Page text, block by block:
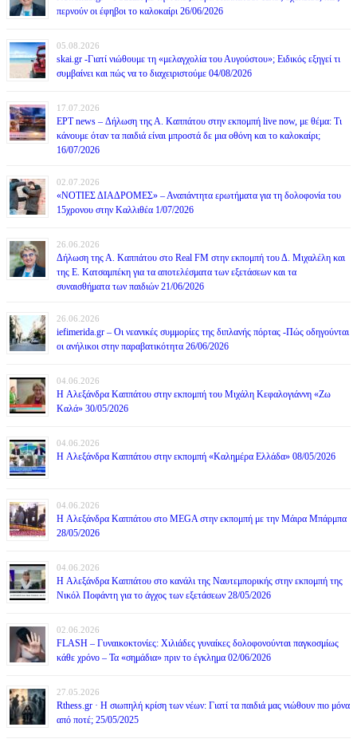
περνούν οι έφηβοι το καλοκαίρι 26/06/2026
05.08.2026
skai.gr -Γιατί νιώθουμε τη «μελαγχολία του Αυγούστου»; Ειδικός εξηγεί τι
συμβαίνει και πώς να το διαχειριστούμε 04/08/2026
17.07.2026
ΕΡΤ news – Δήλωση της Α. Καππάτου στην εκπομπή live now, με θέμα: Τι
κάνουμε όταν τα παιδιά είναι μπροστά δε μια οθόνη και το καλοκαίρι;
16/07/2026
02.07.2026
«ΝΟΤΙΕΣ ΔΙΑΔΡΟΜΕΣ» – Αναπάντητα ερωτήματα για τη δολοφονία του
15χρονου στην Καλλιθέα 1/07/2026
26.06.2026
Δήλωση της Α. Καππάτου στο Real FM στην εκπομπή του Δ. Μιχαλέλη και
της Ε. Κατσαμπέκη για τα αποτελέσματα των εξετάσεων και τα
συναισθήματα των παιδιών 21/06/2026
26.06.2026
iefimerida.gr – Οι νεανικές συμμορίες της διπλανής πόρτας -Πώς οδηγούνται
οι ανήλικοι στην παραβατικότητα 26/06/2026
04.06.2026
H Αλεξάνδρα Καππάτου στην εκπομπή του Μιχάλη Κεφαλογιάννη «Ζω
Καλά» 30/05/2026
04.06.2026
H Αλεξάνδρα Καππάτου στην εκπομπή «Καλημέρα Ελλάδα» 08/05/2026
04.06.2026
H Αλεξάνδρα Καππάτου στο MEGA στην εκπομπή με την Μάιρα Mπάρμπα
28/05/2026
04.06.2026
H Αλεξάνδρα Καππάτου στο κανάλι της Ναυτεμπορικής στην εκπομπή της
Νικόλ Ποφάντη για το άγχος των εξετάσεων 28/05/2026
02.06.2026
FLASH – Γυναικοκτονίες: Χιλιάδες γυναίκες δολοφονούνται παγκοσμίως
κάθε χρόνο – Τα «σημάδια» πριν το έγκλημα 02/06/2026
27.05.2026
Rthess.gr · Η σιωπηλή κρίση των νέων: Γιατί τα παιδιά μας νιώθουν πιο μόνα
από ποτέ; 25/05/2025